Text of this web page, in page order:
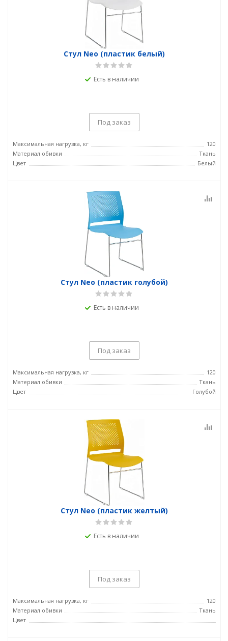
Стул Neo (пластик белый)
Есть в наличии
Под заказ
Максимальная нагрузка, кг
120
Материал обивки
Ткань
Цвет
Белый
Стул Neo (пластик голубой)
Есть в наличии
Под заказ
Максимальная нагрузка, кг
120
Материал обивки
Ткань
Цвет
Голубой
Стул Neo (пластик желтый)
Есть в наличии
Под заказ
Максимальная нагрузка, кг
120
Материал обивки
Ткань
Цвет